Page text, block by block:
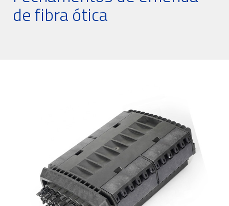
de fibra ótica